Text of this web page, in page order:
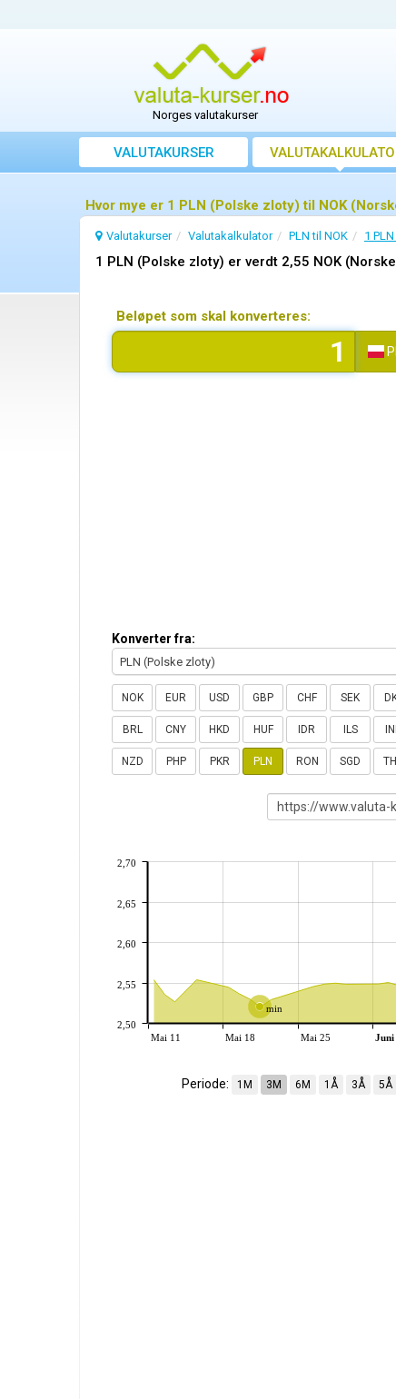
Norges valutakurser
VALUTAKURSER
Hvor mye er 1 PLN (Polske zloty) til NOK
Valutakurser Valutakalkulator PLN til NOK 1
1 PLN (Polske zloty) er verdt 2,55 NOK
Beløpet som skal konverteres:
Konverter fra:
PLN (Polske zloty)
NOK EUR USD GBP CHF SEK
BRL CNY HKD HUF IDR ILS
NZD PHP PKR PLN RON SGD
min
Mai 11 Mai 18 Mai 25 Juni
2,50
2,55
2,60
2,65
2,70
Periode: 1M 3M 6M 1Å 3Å 5Å